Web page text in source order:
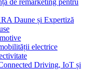
de remarketing pentru
Daune și Expertiză
electrice
Driving, IoT și